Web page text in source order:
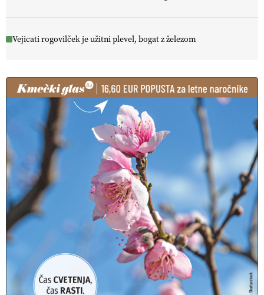
Vejicati rogovilček je užitni plevel, bogat z železom